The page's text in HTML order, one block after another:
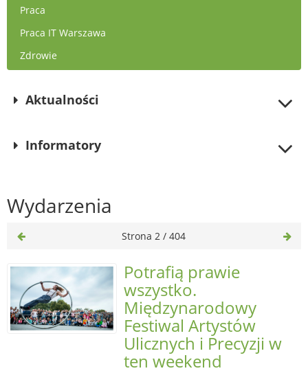
Praca
Praca IT Warszawa
Zdrowie
Aktualności
Informatory
Wydarzenia
Strona 2 / 404
Potrafią prawie
wszystko.
Międzynarodowy
Festiwal Artystów
Ulicznych i Precyzji w
ten weekend